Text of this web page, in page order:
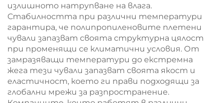
излишното натрупване на влага.
Стабилността при различни температури
гарантира, че полипропиленовите плетени
чували запазват своята структурна цялост
при променящи се климатични условия. От
замразяващи температури до екстремна
жега тези чували запазват своята якост и
еластичност, което ги прави подходящи за
глобални мрежи за разпространение.